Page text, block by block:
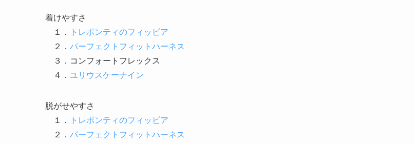
着けやすさ
１．
トレポンティのフィッビア
２． パーフェクトフィットハーネス
３．コンフォートフレックス
４． ユリウスケーナイン
脱がせやすさ
１．
トレポンティのフィッビア
２． パーフェクトフィットハーネス